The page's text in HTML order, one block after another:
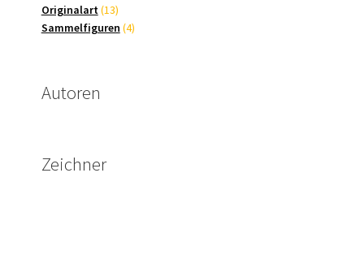
Originalart 1313
Produkte
Sammelfiguren 44
Autoren
Zeichner